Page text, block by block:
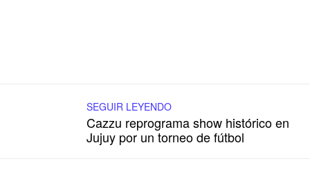
SEGUIR LEYENDO
Cazzu reprograma show histórico en
Jujuy por un torneo de fútbol